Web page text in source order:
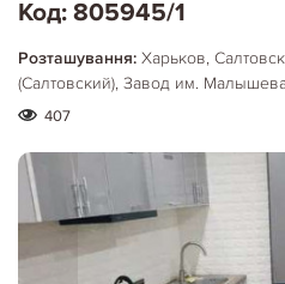
Код: 805945/1
Розташування: Харьков,
(Салтовский), Завод им.
407